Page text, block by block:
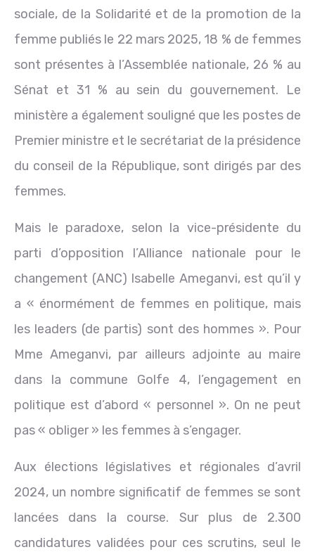
sociale, de la Solidarité et de la promotion de la
femme publiés le 22 mars 2025, 18 % de femmes
sont présentes à l’Assemblée nationale, 26 % au
Sénat et 31 % au sein du gouvernement. Le
ministère a également souligné que les postes de
Premier ministre et le secrétariat de la présidence
du conseil de la République, sont dirigés par des
femmes.
Mais le paradoxe, selon la vice-présidente du
parti d’opposition l’Alliance nationale pour le
changement (ANC) Isabelle Ameganvi, est qu’il y
a « énormément de femmes en politique, mais
les leaders (de partis) sont des hommes ». Pour
Mme Ameganvi, par ailleurs adjointe au maire
dans la commune Golfe 4, l’engagement en
politique est d’abord « personnel ». On ne peut
pas « obliger » les femmes à s’engager.
Aux élections législatives et régionales d’avril
2024, un nombre significatif de femmes se sont
lancées dans la course. Sur plus de 2.300
candidatures validées pour ces scrutins, seul le